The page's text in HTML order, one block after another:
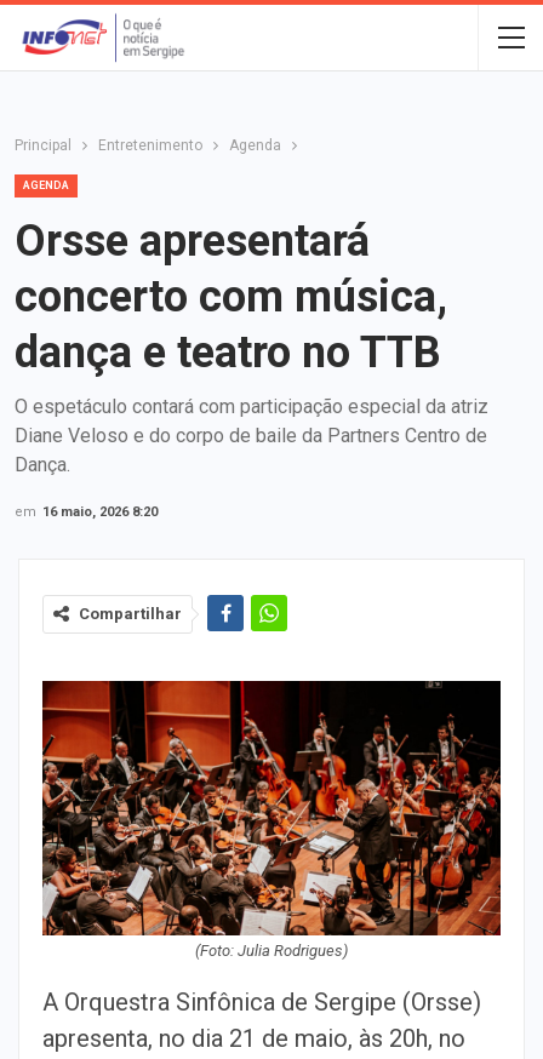
Principal Entretenimento Agenda
AGENDA
Orsse apresentará
concerto com música,
dança e teatro no TTB
O espetáculo contará com participação especial da atriz
Diane Veloso e do corpo de baile da Partners Centro de
Dança.
em 16 maio, 2026 8:20
Compartilhar
(Foto: Julia Rodrigues)
A Orquestra Sinfônica de Sergipe (Orsse)
apresenta, no dia 21 de maio, às 20h, no